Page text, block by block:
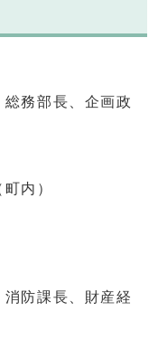
務部長、企画政
内）
防課長、財産経